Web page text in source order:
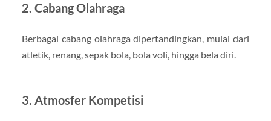
2. Cabang Olahraga
Berbagai cabang olahraga dipertandingkan, mulai dari
atletik, renang, sepak bola, bola voli, hingga bela diri.
3. Atmosfer Kompetisi